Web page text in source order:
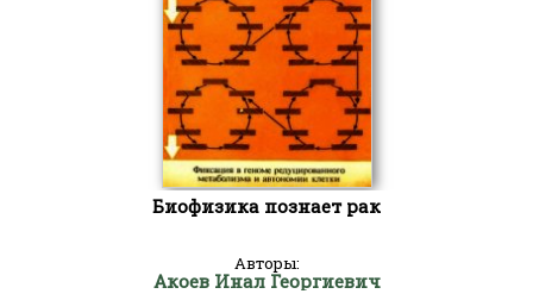
Биофизика познает рак
Авторы:
Акоев Инал Георгиевич